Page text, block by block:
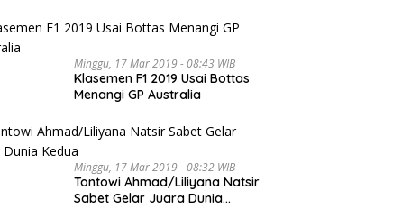
Minggu, 17 Mar 2019 - 08:43 WIB
Klasemen F1 2019 Usai Bottas
Menangi GP Australia
Minggu, 17 Mar 2019 - 08:32 WIB
Tontowi Ahmad/Liliyana Natsir
Sabet Gelar Juara Dunia